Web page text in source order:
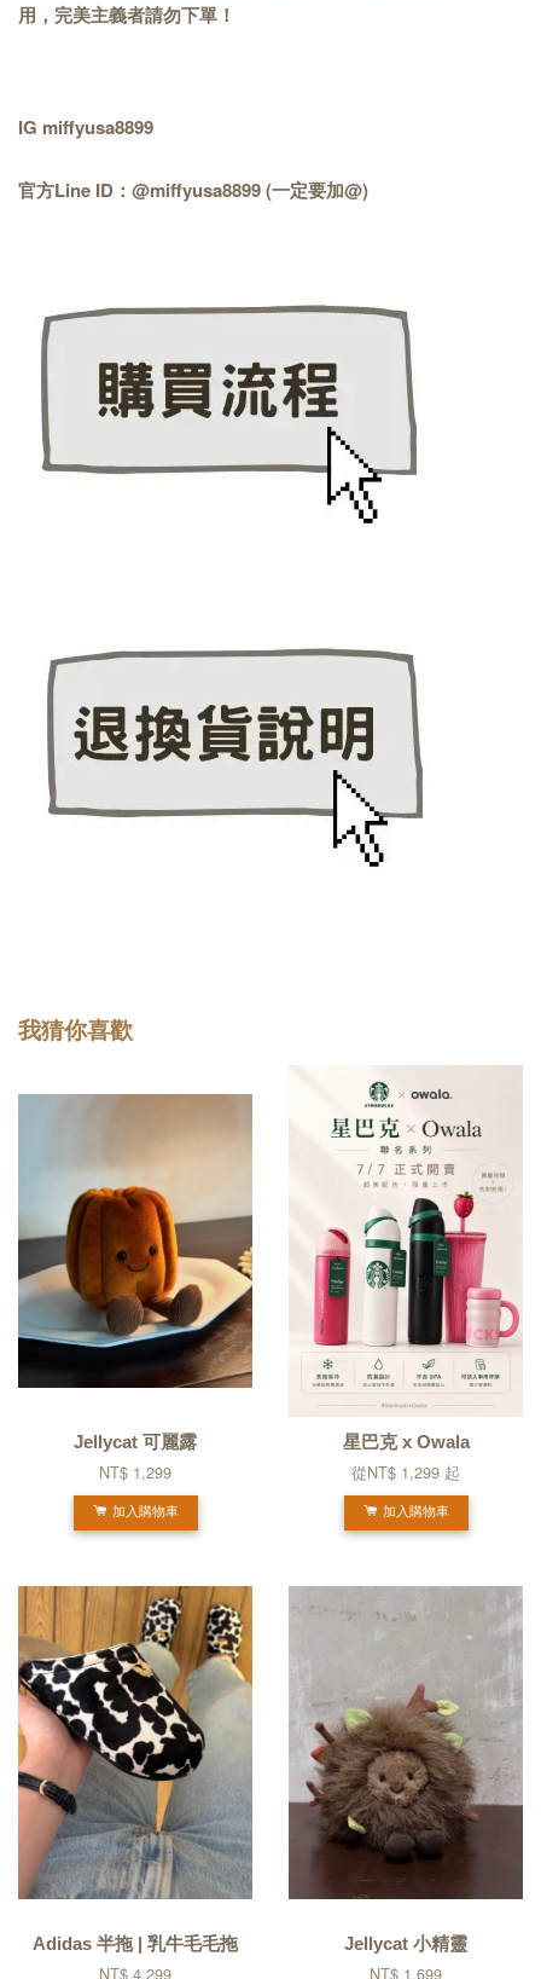
用，完美主義者請勿下單！
IG miffyusa8899
官方Line ID：@miffyusa8899 (一定要加@)
我猜你喜歡
Jellycat 可麗露
NT$ 1,299
加入購物車
星巴克 x Owala
從NT$ 1,299 起
加入購物車
Adidas 半拖 | 乳牛毛毛拖
NT$ 4,299
Jellycat 小精靈
NT$ 1,699